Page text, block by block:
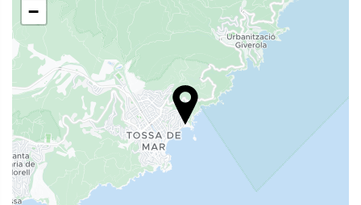
خدمات الاستقبال
مكتب استقبال على مدار 24 ساعة
حمام سباحة
حمام سباحة
ساحة إنتظار السيارات
−